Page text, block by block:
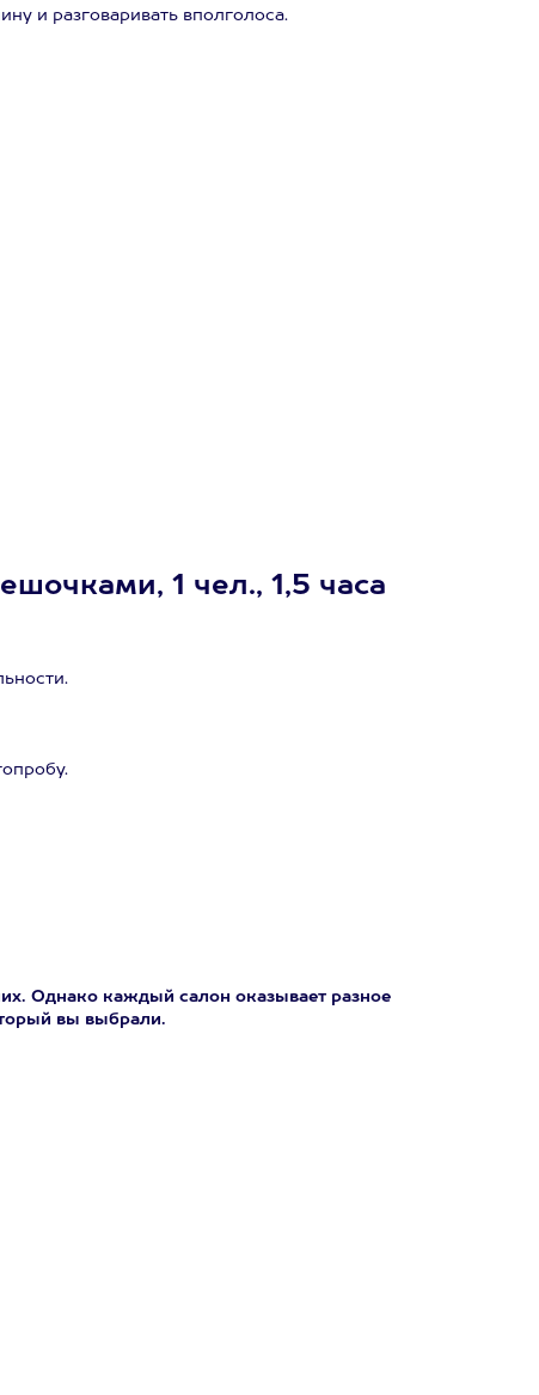
и разговаривать вполголоса.
1 чел., 1,5 часа
Однако каждый салон оказывает разное
вы выбрали.